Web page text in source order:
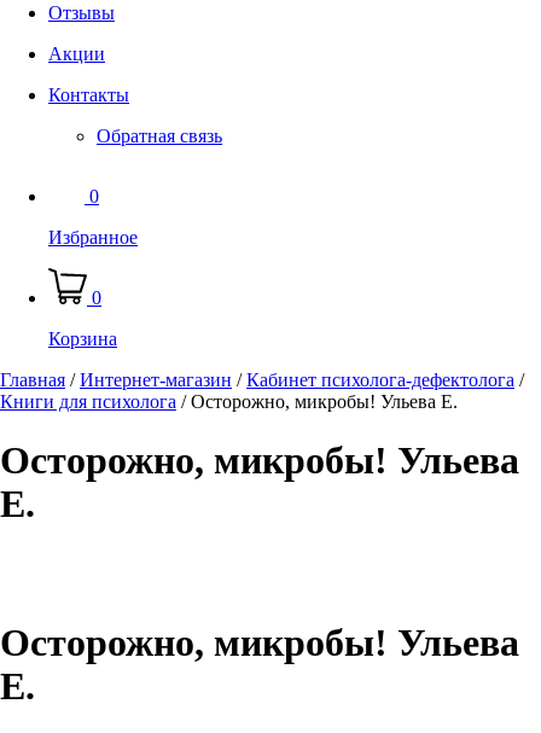
Отзывы
Акции
Контакты
Обратная связь
0
Избранное
0
Корзина
Главная /Интернет-магазин /Кабинет психолога-дефектолога /
Книги для психолога /Осторожно, микробы! Ульева Е.
Осторожно, микробы! Ульева
Е.
Осторожно, микробы! Ульева
Е.